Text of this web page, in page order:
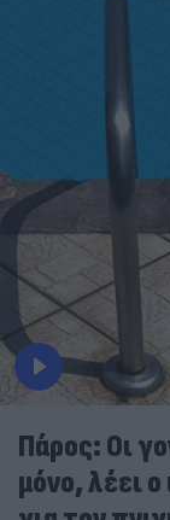
Πάρος: Οι
μόνο, λέει